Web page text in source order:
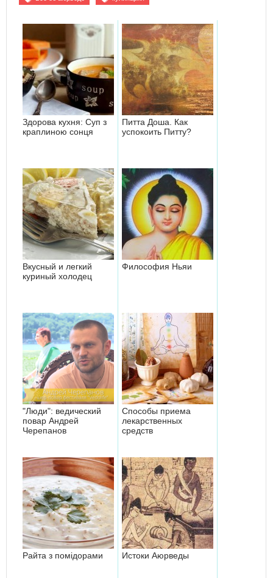
Здорова кухня: Суп з
краплиною сонця
Питта Доша. Как
успокоить Питту?
Вкусный и легкий
куриный холодец
Философия Ньяи
"Люди": ведический
повар Андрей
Черепанов
Способы приема
лекарственных
средств
Райта з помідорами Истоки Аюрведы